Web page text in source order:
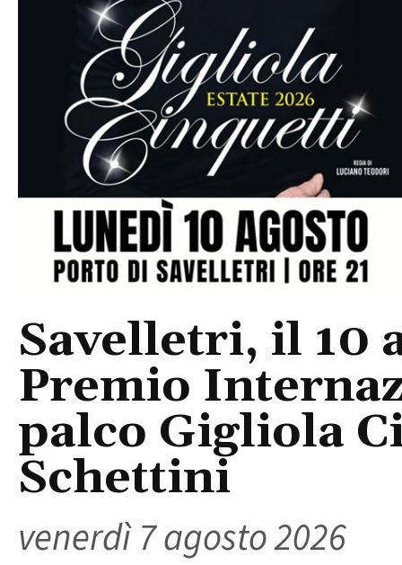
Savelletri, il 10
Premio
palco Gigliola
Schettini
venerdì 7 agosto 2026